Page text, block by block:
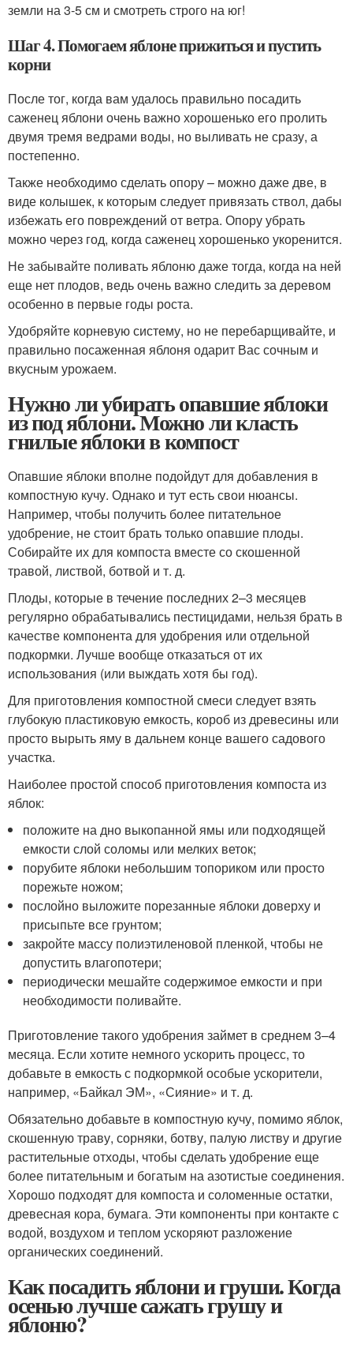
земли на 3-5 см и смотреть строго на юг!
Шаг 4. Помогаем яблоне прижиться и пустить
корни
После тог, когда вам удалось правильно посадить
саженец яблони очень важно хорошенько его пролить
двумя тремя ведрами воды, но выливать не сразу, а
постепенно.
Также необходимо сделать опору – можно даже две, в
виде колышек, к которым следует привязать ствол, дабы
избежать его повреждений от ветра. Опору убрать
можно через год, когда саженец хорошенько укоренится.
Не забывайте поливать яблоню даже тогда, когда на ней
еще нет плодов, ведь очень важно следить за деревом
особенно в первые годы роста.
Удобряйте корневую систему, но не перебарщивайте, и
правильно посаженная яблоня одарит Вас сочным и
вкусным урожаем.
Нужно ли убирать опавшие яблоки
из под яблони. Можно ли класть
гнилые яблоки в компост
Опавшие яблоки вполне подойдут для добавления в
компостную кучу. Однако и тут есть свои нюансы.
Например, чтобы получить более питательное
удобрение, не стоит брать только опавшие плоды.
Собирайте их для компоста вместе со скошенной
травой, листвой, ботвой и т. д.
Плоды, которые в течение последних 2–3 месяцев
регулярно обрабатывались пестицидами, нельзя брать в
качестве компонента для удобрения или отдельной
подкормки. Лучше вообще отказаться от их
использования (или выждать хотя бы год).
Для приготовления компостной смеси следует взять
глубокую пластиковую емкость, короб из древесины или
просто вырыть яму в дальнем конце вашего садового
участка.
Наиболее простой способ приготовления компоста из
яблок:
положите на дно выкопанной ямы или подходящей
емкости слой соломы или мелких веток;
порубите яблоки небольшим топориком или просто
порежьте ножом;
послойно выложите порезанные яблоки доверху и
присыпьте все грунтом;
закройте массу полиэтиленовой пленкой, чтобы не
допустить влагопотери;
периодически мешайте содержимое емкости и при
необходимости поливайте.
Приготовление такого удобрения займет в среднем 3–4
месяца. Если хотите немного ускорить процесс, то
добавьте в емкость с подкормкой особые ускорители,
например, «Байкал ЭМ», «Сияние» и т. д.
Обязательно добавьте в компостную кучу, помимо яблок,
скошенную траву, сорняки, ботву, палую листву и другие
растительные отходы, чтобы сделать удобрение еще
более питательным и богатым на азотистые соединения.
Хорошо подходят для компоста и соломенные остатки,
древесная кора, бумага. Эти компоненты при контакте с
водой, воздухом и теплом ускоряют разложение
органических соединений.
Как посадить яблони и груши. Когда
осенью лучше сажать грушу и
яблоню?